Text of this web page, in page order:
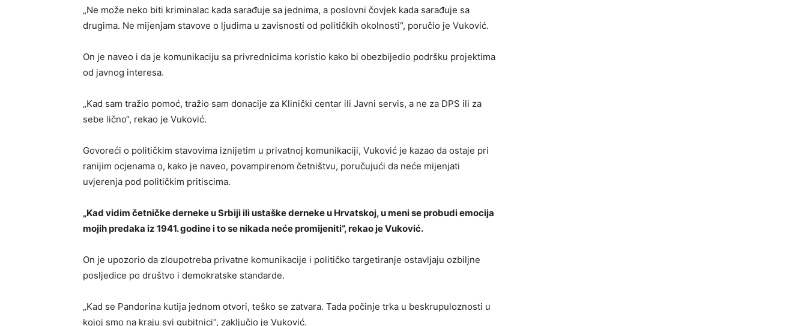
„Ne može neko biti kriminalac kada sarađuje sa jednima, a poslovni čovjek kada sarađuje sa
drugima. Ne mijenjam stavove o ljudima u zavisnosti od političkih okolnosti“, poručio je Vuković.
On je naveo i da je komunikaciju sa privrednicima koristio kako bi obezbijedio podršku projektima
od javnog interesa.
„Kad sam tražio pomoć, tražio sam donacije za Klinički centar ili Javni servis, a ne za DPS ili za
sebe lično“, rekao je Vuković.
Govoreći o političkim stavovima iznijetim u privatnoj komunikaciji, Vuković je kazao da ostaje pri
ranijim ocjenama o, kako je naveo, povampirenom četništvu, poručujući da neće mijenjati
uvjerenja pod političkim pritiscima.
„Kad vidim četničke derneke u Srbiji ili ustaške derneke u Hrvatskoj, u meni se probudi emocija
mojih predaka iz 1941. godine i to se nikada neće promijeniti“, rekao je Vuković.
On je upozorio da zloupotreba privatne komunikacije i političko targetiranje ostavljaju ozbiljne
posljedice po društvo i demokratske standarde.
„Kad se Pandorina kutija jednom otvori, teško se zatvara. Tada počinje trka u beskrupuloznosti u
kojoj smo na kraju svi gubitnici“, zaključio je Vuković.